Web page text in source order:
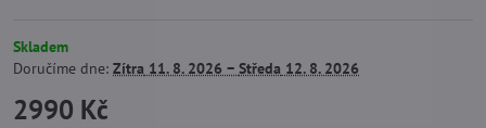
Skladem
Doručíme dne: Zítra 11. 8. 2026 − Středa 12. 8. 2026
2990 Kč